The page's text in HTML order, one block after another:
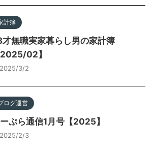
計簿
無職実家暮らし男の家計簿
2025/02】
2025/3/2
ログ運営
ぷら通信1月号【2025】
2025/2/3